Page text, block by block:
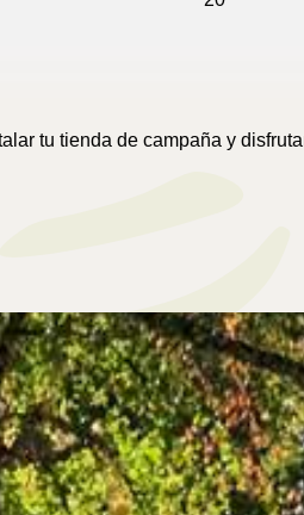
tu tienda de campaña y